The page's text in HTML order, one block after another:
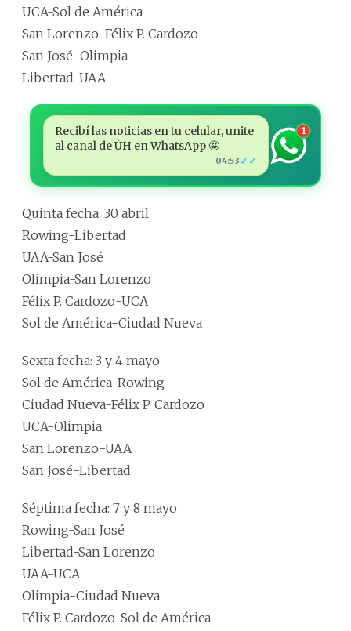
UCA-Sol de América
San Lorenzo-Félix P. Cardozo
San José-Olimpia
Libertad-UAA
Recibí las noticias en tu celular, unite
al canal de ÚH en WhatsApp 🤩
04:53 ✓✓
1
Quinta fecha: 30 abril
Rowing-Libertad
UAA-San José
Olimpia-San Lorenzo
Félix P. Cardozo-UCA
Sol de América-Ciudad Nueva
Sexta fecha: 3 y 4 mayo
Sol de América-Rowing
Ciudad Nueva-Félix P. Cardozo
UCA-Olimpia
San Lorenzo-UAA
San José-Libertad
Séptima fecha: 7 y 8 mayo
Rowing-San José
Libertad-San Lorenzo
UAA-UCA
Olimpia-Ciudad Nueva
Félix P. Cardozo-Sol de América